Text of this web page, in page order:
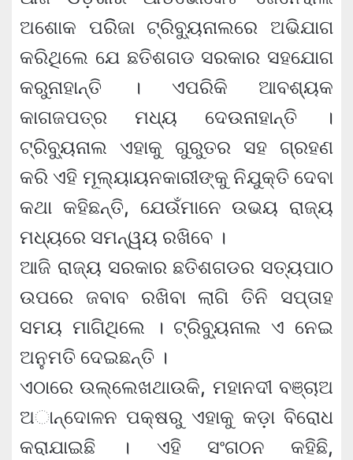
ଅଶୋକ ପରିିଜା ଟ୍ରିବୁ୍ୟନାଲରେ ଅଭିଯାଗ
କରିଥିଲେ ଯେ ଛତିଶଗଡ ସରକାର ସହଯୋଗ
କରୁନାହାନ୍ତି । ଏପରିକି ଆବଶ୍ୟକ
କାଗଜପତ୍ର ମଧ୍ୟ ଦେଉନାହାନ୍ତି ।
ଟ୍ରିବ୍ୟୁନାଲ ଏହାକୁ ଗୁରୁତର ସହ ଗ୍ରହଣ
କରି ଏହି ମୂଲ୍ୟାୟନକାରୀଙ୍କୁ ନିଯୁକ୍ତି ଦେବା
କଥା କହିଛନ୍ତି, ଯେଉଁମାନେ ଉଭୟ ରାଜ୍ୟ
ମଧ୍ୟରେ ସମନ୍ୱୟ ରଖିବେ ।
ଆଜି ରାଜ୍ୟ ସରକାର ଛତିଶଗଡର ସତ୍ୟପାଠ
ଉପରେ ଜବାବ ରଖିବା ଲାଗି ତିନି ସପ୍ତାହ
ସମୟ ମାଗିଥିଲେ । ଟ୍ରିବ୍ୟୁନାଲ ଏ ନେଇ
ଅନୁମତି ଦେଇଛନ୍ତି ।
ଏଠାରେ ଉଲ୍ଲେଖଥାଉକି, ମହାନଦୀ ବଞ୍ଚାଅ
ଅାନ୍ଦୋଳନ ପକ୍ଷରୁ ଏହାକୁ କଡ଼ା ବିରୋଧ
କରାଯାଇଛି । ଏହି ସଂଗଠନ କହିଛି,